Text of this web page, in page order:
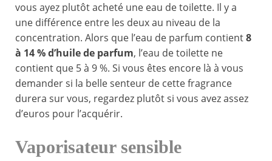
vous ayez plutôt acheté une eau de toilette. Il y a
une différence entre les deux au niveau de la
concentration. Alors que l’eau de parfum contient8
à 14 % d’huile de parfum, l’eau de toilette ne
contient que 5 à 9 %. Si vous êtes encore là à vous
demander si la belle senteur de cette fragrance
durera sur vous, regardez plutôt si vous avez assez
d’euros pour l’acquérir.
Vaporisateur sensible